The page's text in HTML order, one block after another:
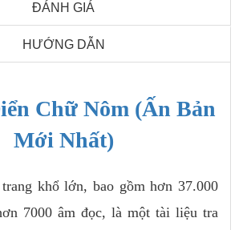
ĐÁNH GIÁ
HƯỚNG DẪN
Chữ Nôm (Ấn Bản
Mới Nhất)
trang khổ lớn, bao gồm hơn 37.000
7000 âm đọc, là một tài liệu tra